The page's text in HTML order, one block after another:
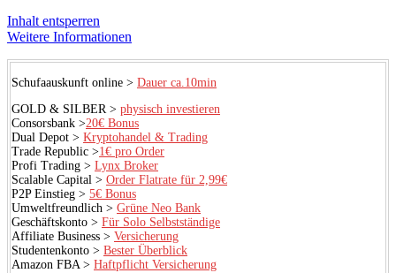
Inhalt entsperren
Weitere Informationen
Schufaauskunft online > Dauer ca.10min
GOLD & SILBER > physisch investieren
Consorsbank >20€ Bonus
Dual Depot > Kryptohandel & Trading
Trade Republic >1€ pro Order
Profi Trading > Lynx Broker
Scalable Capital > Order Flatrate für 2,99€
P2P Einstieg > 5€ Bonus
Umweltfreundlich > Grüne Neo Bank
Geschäftskonto > Für Solo Selbstständige
Affiliate Business > Versicherung
Studentenkonto > Bester Überblick
Amazon FBA > Haftpflicht Versicherung